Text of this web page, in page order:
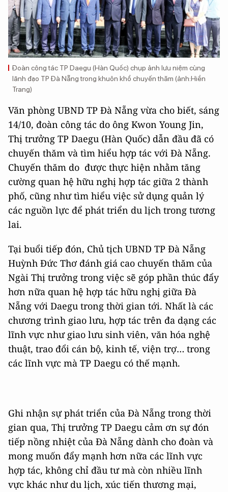
Đoàn công tác TP Daegu (Hàn Quốc) chụp ảnh lưu niệm cùng
lãnh đạo TP Đà Nẵng trong khuôn khổ chuyến thăm (ảnh:Hiền
Trang)
Văn phòng UBND TP Đà Nẵng vừa cho biết, sáng
14/10, đoàn công tác do ông Kwon Young Jin,
Thị trưởng TP Daegu (Hàn Quốc) dẫn đầu đã có
chuyến thăm và tìm hiểu hợp tác với Đà Nẵng.
Chuyến thăm do được thực hiện nhằm tăng
cường quan hệ hữu nghị hợp tác giữa 2 thành
phố, cũng như tìm hiểu việc sử dụng quản lý
các nguồn lực để phát triển du lịch trong tương
lai.
Tại buổi tiếp đón, Chủ tịch UBND TP Đà Nẵng
Huỳnh Đức Thơ đánh giá cao chuyến thăm của
Ngài Thị trưởng trong việc sẽ góp phần thúc đẩy
hơn nữa quan hệ hợp tác hữu nghị giữa Đà
Nẵng với Daegu trong thời gian tới. Nhất là các
chương trình giao lưu, hợp tác trên đa dạng các
lĩnh vực như giao lưu sinh viên, văn hóa nghệ
thuật, trao đổi cán bộ, kinh tế, viện trợ… trong
các lĩnh vực mà TP Daegu có thế mạnh.
Ghi nhận sự phát triển của Đà Nẵng trong thời
gian qua, Thị trưởng TP Daegu cảm ơn sự đón
tiếp nồng nhiệt của Đà Nẵng dành cho đoàn và
mong muốn đẩy mạnh hơn nữa các lĩnh vực
hợp tác, không chỉ đầu tư mà còn nhiều lĩnh
vực khác như du lịch, xúc tiến thương mại,